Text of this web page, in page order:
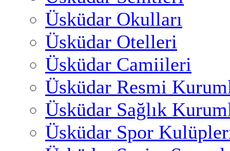
Üsküdar Okulları
Üsküdar Otelleri
Üsküdar Camiileri
Üsküdar Resmi
Üsküdar Sağlık
Üsküdar Spor